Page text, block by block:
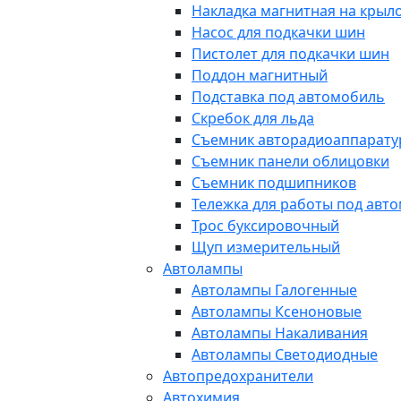
Накладка магнитная на
Насос для подкачки шин
Пистолет для подкачки шин
Поддон магнитный
Подставка под автомобиль
Скребок для льда
Съемник
Съемник панели облицовки
Съемник подшипников
Тележка для работы под
Трос буксировочный
Щуп измерительный
Автолампы
Автолампы Галогенные
Автолампы Ксеноновые
Автолампы Накаливания
Автолампы Светодиодные
Автопредохранители